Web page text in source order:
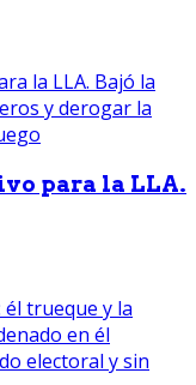
para la LLA.